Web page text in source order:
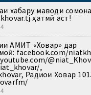
хабару маводи сомона
ҳатмӣ аст!
АМИТ «Ховар» дар
facebook.com/
,
Радиои Ховар